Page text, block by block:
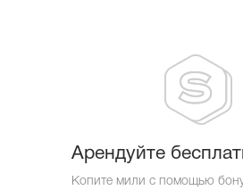
Арендуйте
Копите мили с помощью